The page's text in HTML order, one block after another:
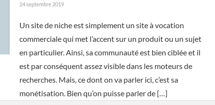
24 septembre 2019
Un site de niche est simplement un site à vocation
commerciale qui met l’accent sur un produit ou un sujet
en particulier. Ainsi, sa communauté est bien ciblée et il
est par conséquent assez visible dans les moteurs de
recherches. Mais, ce dont on va parler ici, c’est sa
monétisation. Bien qu’on puisse parler de […]